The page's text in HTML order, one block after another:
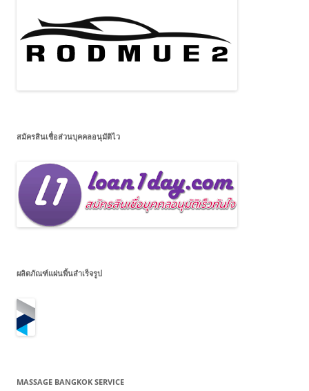
สมัครสินเชื่อส่วนบุคคลอนุมัติไว
ผลิตภัณฑ์แผ่นพื้นสำเร็จรูป
MASSAGE BANGKOK SERVICE